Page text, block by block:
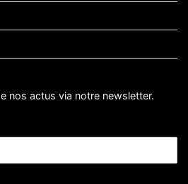
nos actus via notre newsletter.